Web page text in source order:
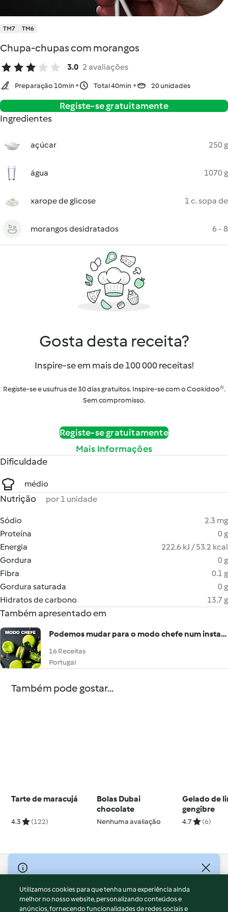
TM7 TM6
Chupa-chupas com morangos
3.0 2 avaliações
Preparação 10min Total 40min 20 unidades
Registe-se gratuitamente
Ingredientes
açúcar 250 g
água 1070 g
xarope de glicose 1 c. sopa de
morangos desidratados 6 - 8
Gosta desta receita?
Inspire-se em mais de 100 000 receitas!
Registe-se e usufrua de 30 dias gratuitos. Inspire-se com o Cookidoo®.
Sem compromisso.
Registe-se gratuitamente
Mais Informações
Dificuldade
médio
Nutrição por 1 unidade
Sódio
2.3 mg
Proteína
0 g
Energia
222.6 kJ / 53.2 kcal
Gordura
0 g
Fibra
0.1 g
Gordura saturada
0 g
Hidratos de carbono
13.7 g
Também apresentado em
Podemos mudar para o modo chefe num instante
16 Receitas
Portugal
Também pode gostar...
Tarte de maracujá
4.3 (122)
Bolas Dubai
chocolate
Nenhuma avaliação
Gelado de
gengibre
4.7 (6)
© Copyright 2026
Termos de Utilização
Aviso sobre Proteção de Dados
Utilizamos cookies para que tenha uma experiência ainda
melhor no nosso website, personalizando conteúdos e
anúncios, fornecendo funcionalidades de redes sociais e